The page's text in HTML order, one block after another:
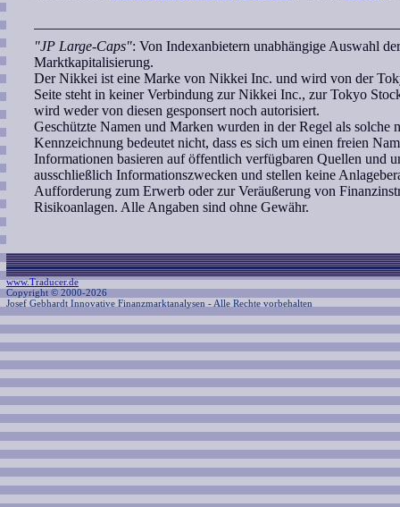
"JP Large-Caps": Von Indexanbietern unabhängige Auswahl
Marktkapitalisierung.
Der Nikkei ist eine Marke von Nikkei Inc. und wird von der
Seite steht in keiner Verbindung zur Nikkei Inc., zur Tokyo
wird weder von diesen gesponsert noch autorisiert.
Geschützte Namen und Marken wurden in der Regel als solche
Kennzeichnung bedeutet nicht, dass es sich um einen freien
Informationen basieren auf öffentlich verfügbaren Quellen und
ausschließlich Informationszwecken und stellen keine
Aufforderung zum Erwerb oder zur Veräußerung von
Risikoanlagen. Alle Angaben sind ohne Gewähr.
www.Traducer.de
Copyright © 2000-2026
Josef Gebhardt Innovative Finanzmarktanalysen - Alle Rechte vorbehalten